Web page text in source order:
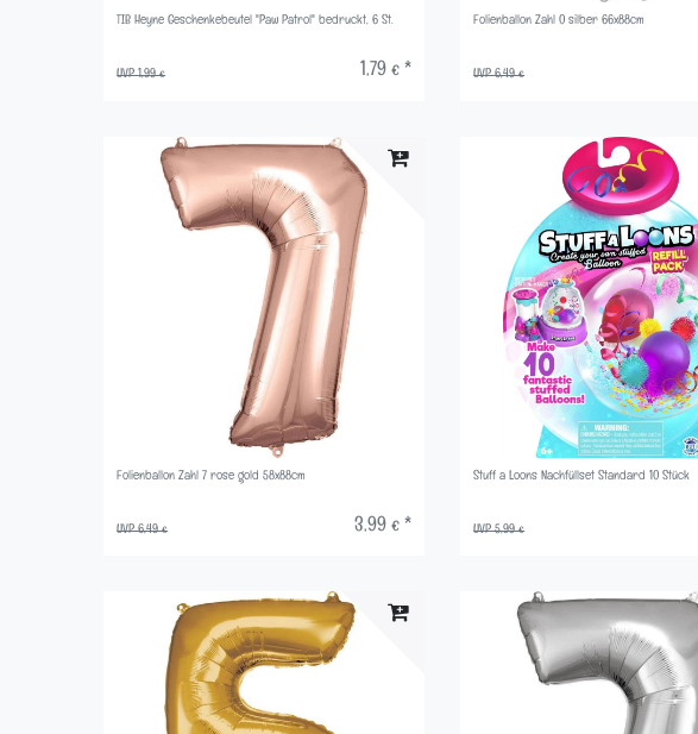
TIB Heyne Geschenkebeutel "Paw Patrol" bedruckt, 6 St.
UVP 1,99 € 1,79 € *
Folienballon Zahl 0 silber 66x88cm
UVP 6,49 €
Folienballon Zahl 7 rose gold 58x88cm
UVP 6,49 € 3,99 € *
Stuff a Loons Nachfüllset Standard 10 Stück
UVP 5,99 €